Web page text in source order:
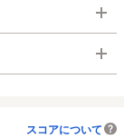
スコアについて